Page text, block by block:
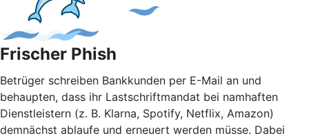
Frischer Phish
Betrüger schreiben Bankkunden per E-Mail an und
behaupten, dass ihr Lastschriftmandat bei namhaften
Dienstleistern (z. B. Klarna, Spotify, Netflix, Amazon)
demnächst ablaufe und erneuert werden müsse. Dabei